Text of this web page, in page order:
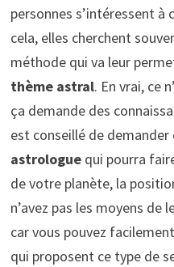
personnes s’intéressent
cela, elles cherchent
méthode qui va leur
thème astral. En vrai, ce
ça demande des
est conseillé de demander
astrologuequi pourra
de votre planète, la
n’avez pas les moyens de
car vous pouvez
qui proposent ce type de